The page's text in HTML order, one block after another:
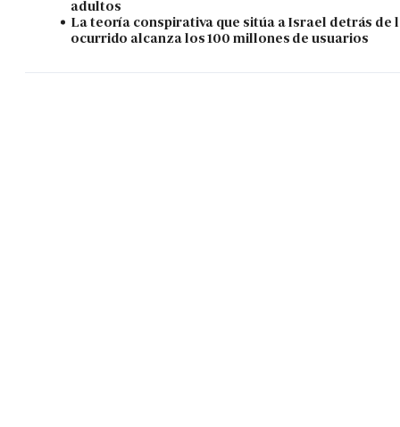
adultos
La teoría conspirativa que sitúa a Israel detrás de
ocurrido alcanza los 100 millones de usuarios